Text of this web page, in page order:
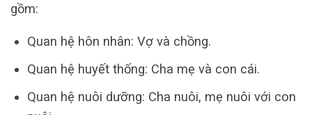
gồm:
Quan hệ hôn nhân: Vợ và chồng.
Quan hệ huyết thống: Cha mẹ và con cái.
Quan hệ nuôi dưỡng: Cha nuôi, mẹ nuôi với con